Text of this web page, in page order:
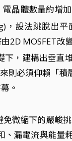
晶體數量約增
設法跳脫出
2D MOSFET
，建構出垂直
必須仰賴「
。
微縮下的嚴峻
漏電流與能